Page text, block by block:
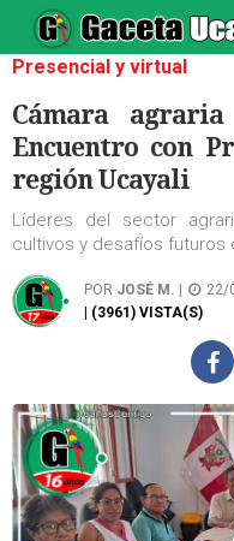
Presencial y virtual
Cámara
Encuentro con
región Ucayali
Líderes del sector
cultivos y desafíos futuros
POR JOSÉ M. 22/
| (3961) VISTA(S)